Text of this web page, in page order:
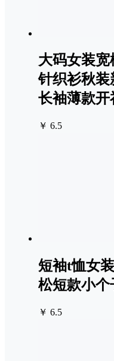
大码女装
针织衫秋
长袖薄款开
￥ 6.5
短袖t恤女
松短款小个
￥ 6.5